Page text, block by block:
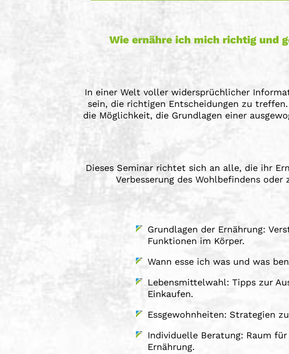
Wie ernähre ich mich richtig und
In einer Welt voller widersprüchlicher
sein, die richtigen Entscheidungen zu
die Möglichkeit, die Grundlagen einer
Dieses Seminar richtet sich an alle, die ihr
Verbesserung des Wohlbefindens
Grundlagen der Ernährung:
Funktionen im Körper.
Wann esse ich was und was
Lebensmittelwahl: Tipps zur
Einkaufen.
Essgewohnheiten: Strategien
Individuelle Beratung: Raum
Ernährung.